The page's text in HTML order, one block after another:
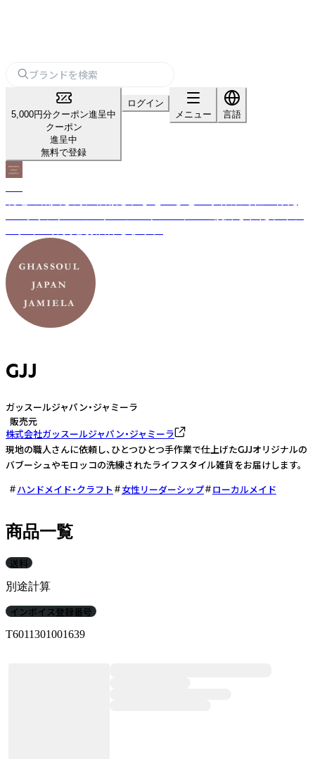
5,000円分クーポン進呈中
クーポン
進呈中
無料で登録
ログイン
メニュー
言語
GJJ
ガッスールジャパン・ジャミーラ
販売元
株式会社ガッスールジャパン・ジャミーラ
現地の職人さんに依頼し、ひとつひとつ手作業で仕上げたGJJオリジナルの
バブーシュやモロッコの洗練されたライフスタイル雑貨をお届けします。
ハンドメイド・クラフト
女性リーダーシップ ローカルメイド
商品一覧
送料
別途計算
インボイス登録番号
T6011301001639